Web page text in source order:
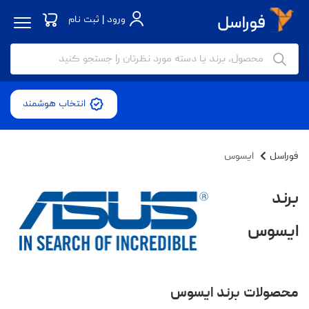
ورود | ثبت نام
انتخاب هوشمند
فوراسل ایسوس
برند
ایسوس
محصولات برند ایسوس